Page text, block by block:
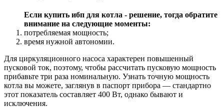
Если купить ибп для котла - решение, тогда обратите
внимание на следующие моменты:
потребляемая мощность;
время нужной автономии.
Для циркуляционного насоса характерен повышенный
пусковой ток, поэтому, чтобы рассчитать пусковую мощность
прибавьте три раза номинальную. Узнать точную мощность
котла вы можете, заглянув в паспорт прибора — стандартно
этот показатель составляет 400 Вт, однако бывают и
исключения.